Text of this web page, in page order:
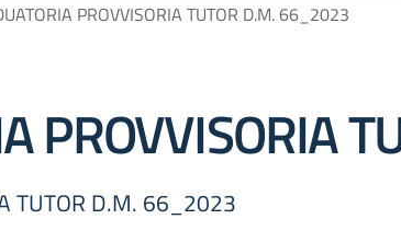
PROVVISORIA TUTOR D.M. 66_2023
PROVVISORIA
TUTOR D.M. 66_2023